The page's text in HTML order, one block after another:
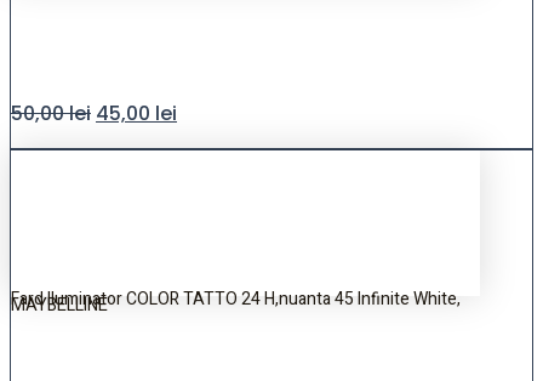
50,00lei 45,00 lei
Fard Iluminator COLOR TATTO 24 H,nuanta 45 Infinite White,
MAYBELLINE